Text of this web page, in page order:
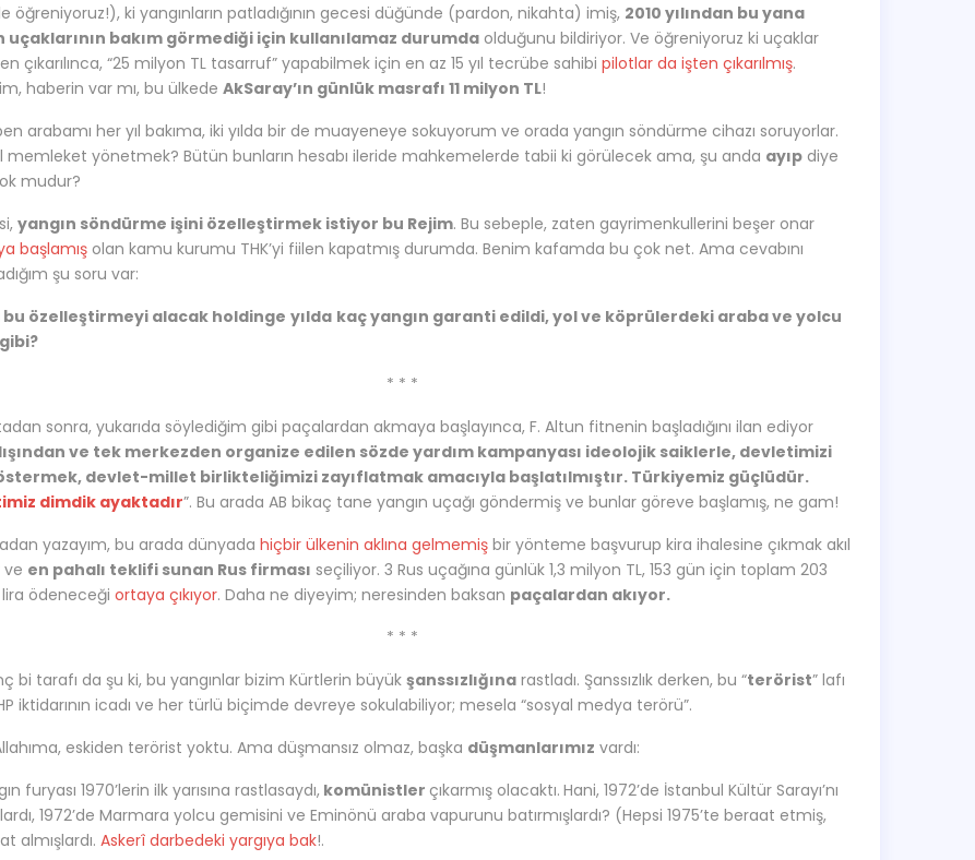
öğreniyoruz!), ki yangınların patladığının gecesi düğünde (pardon, nikahta) imiş, 2010 yılından bu yana
uçaklarının bakım görmediği için kullanılamaz durumda olduğunu bildiriyor. Ve öğreniyoruz ki uçaklar
çıkarılınca, “25 milyon TL tasarruf” yapabilmek için en az 15 yıl tecrübe sahibi pilotlar da işten çıkarılmış.
haberin var mı, bu ülkede AkSaray’ın günlük masrafı 11 milyon TL!
arabamı her yıl bakıma, iki yılda bir de muayeneye sokuyorum ve orada yangın söndürme cihazı soruyorlar.
memleket yönetmek? Bütün bunların hesabı ileride mahkemelerde tabii ki görülecek ama, şu anda ayıp diye
mudur?
yangın söndürme işini özelleştirmek istiyor bu Rejim. Bu sebeple, zaten gayrimenkullerini beşer onar
başlamış olan kamu kurumu THK’yi fiilen kapatmış durumda. Benim kafamda bu çok net. Ama cevabını
şu soru var:
bu özelleştirmeyi alacak holdinge yılda kaç yangın garanti edildi, yol ve köprülerdeki araba ve yolcu
* * *
sonra, yukarıda söylediğim gibi paçalardan akmaya başlayınca, F. Altun fitnenin başladığını ilan ediyor
ve tek merkezden organize edilen sözde yardım kampanyası ideolojik saiklerle, devletimizi
devlet-millet birlikteliğimizi zayıflatmak amacıyla başlatılmıştır. Türkiyemiz güçlüdür.
dimdik ayaktadır”. Bu arada AB bikaç tane yangın uçağı göndermiş ve bunlar göreve başlamış, ne gam!
yazayım, bu arada dünyada hiçbir ülkenin aklına gelmemiş bir yönteme başvurup kira ihalesine çıkmak akıl
ve en pahalı teklifi sunan Rus firması seçiliyor. 3 Rus uçağına günlük 1,3 milyon TL, 153 gün için toplam 203
ödeneceği ortaya çıkıyor. Daha ne diyeyim; neresinden baksan paçalardan akıyor.
* * *
bi tarafı da şu ki, bu yangınlar bizim Kürtlerin büyük şanssızlığına rastladı. Şanssızlık derken, bu “terörist” lafı
iktidarının icadı ve her türlü biçimde devreye sokulabiliyor; mesela “sosyal medya terörü”.
eskiden terörist yoktu. Ama düşmansız olmaz, başka düşmanlarımız vardı:
furyası 1970’lerin ilk yarısına rastlasaydı, komünistler çıkarmış olacaktı. Hani, 1972’de İstanbul Kültür Sarayı’nı
1972’de Marmara yolcu gemisini ve Eminönü araba vapurunu batırmışlardı? (Hepsi 1975’te beraat etmiş,
almışlardı. Askerî darbedeki yargıya bak!.